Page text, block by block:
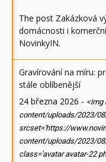
The post Zakázková
domácnosti i
NovinkyIN.
Gravírování na míru:
stále oblíbenější
24 března 2026 - <img
content/uploads/2023/
srcset='https://
content/uploads/2023/
class='avatar avatar-22